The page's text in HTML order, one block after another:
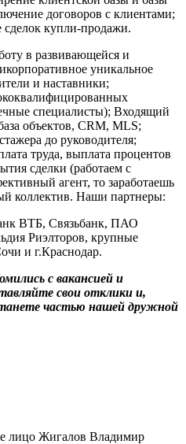
договоров с клиентами;
купли-продажи.
в развивающейся и
уникальное
и наставники;
специалисты); Входящий
объектов, CRM, MLS;
до руководителя;
труда, выплата процентов
сделки (работаем с
агент, то заработаешь
коллектив. Наши партнеры:
ВТБ, Связьбанк, ПАО
Риэлторов, крупные
и г.Краснодар.
с вакансией и
свои отклики и,
частью нашей дружной
лицо Жигалов Владимир